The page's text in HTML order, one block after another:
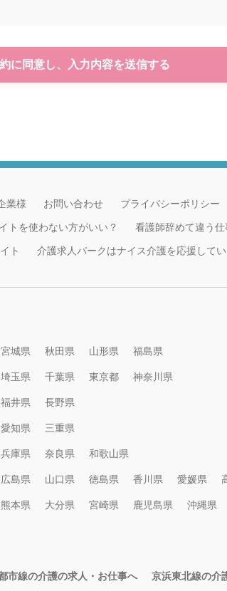
に同意し、入力内容を送信する
業様 お問い合わせ プライバシーポリシー
トを使わない方がいい？ 看護師辞めて違う
ト 介護求人パークはナイス介護を応援して
宮城県 秋田県 山形県 福島県
埼玉県 千葉県 東京都 神奈川県
福井県 長野県
愛知県 三重県
兵庫県 奈良県 和歌山県
広島県 山口県 徳島県 香川県 愛媛県
熊本県 大分県 宮崎県 鹿児島県 沖縄県
市線の介護の求人・お仕事へ 京浜東北線の介